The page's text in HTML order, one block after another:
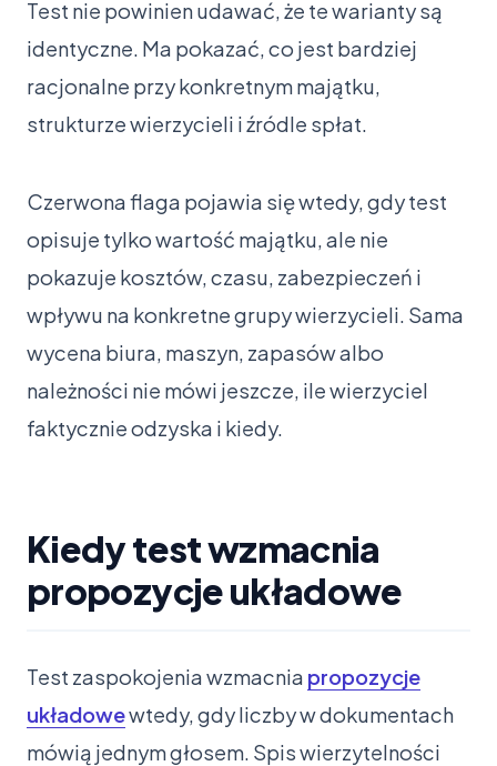
Test nie powinien udawać, że te warianty są
identyczne. Ma pokazać, co jest bardziej
racjonalne przy konkretnym majątku,
strukturze wierzycieli i źródle spłat.
Czerwona flaga pojawia się wtedy, gdy test
opisuje tylko wartość majątku, ale nie
pokazuje kosztów, czasu, zabezpieczeń i
wpływu na konkretne grupy wierzycieli. Sama
wycena biura, maszyn, zapasów albo
należności nie mówi jeszcze, ile wierzyciel
faktycznie odzyska i kiedy.
Kiedy test wzmacnia
propozycje układowe
Test zaspokojenia wzmacnia propozycje
układowewtedy, gdy liczby w dokumentach
mówią jednym głosem. Spis wierzytelności